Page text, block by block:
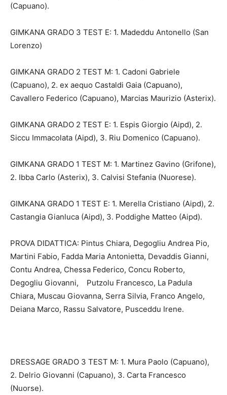
(Capuano).
GIMKANA GRADO 3 TEST E: 1. Madeddu Antonello (San
Lorenzo)
GIMKANA GRADO 2 TEST M: 1. Cadoni Gabriele
(Capuano), 2. ex aequo Castaldi Gaia (Capuano),
Cavallero Federico (Capuano), Marcias Maurizio (Asterix).
GIMKANA GRADO 2 TEST E: 1. Espis Giorgio (Aipd), 2.
Siccu Immacolata (Aipd), 3. Riu Domenico (Capuano).
GIMKANA GRADO 1 TEST M: 1. Martinez Gavino (Grifone),
2. Ibba Carlo (Asterix), 3. Calvisi Stefania (Nuorese).
GIMKANA GRADO 1 TEST E: 1. Merella Cristiano (Aipd), 2.
Castangia Gianluca (Aipd), 3. Poddighe Matteo (Aipd).
PROVA DIDATTICA: Pintus Chiara, Degogliu Andrea Pio,
Martini Fabio, Fadda Maria Antonietta, Devaddis Gianni,
Contu Andrea, Chessa Federico, Concu Roberto,
Degogliu Giovanni, Putzolu Francesco, La Padula
Chiara, Muscau Giovanna, Serra Silvia, Franco Angelo,
Deiana Marco, Rassu Salvatore, Pusceddu Irene.
DRESSAGE GRADO 3 TEST M: 1. Mura Paolo (Capuano),
2. Delrio Giovanni (Capuano), 3. Carta Francesco
(Nuorse).